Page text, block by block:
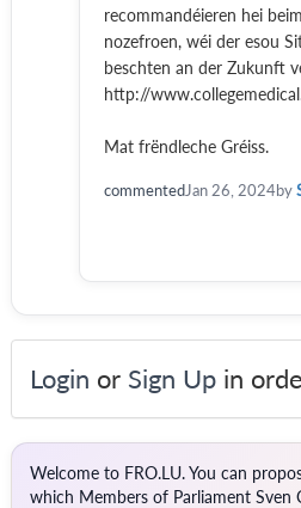
recommandéieren hei
nozefroen, wéi der esou
beschten an der Zukunft
http://
Mat frëndleche Gréiss.
commentedJan 26, 2024by
Login or Sign Up in
Welcome to FRO.LU. You can
which Members of Parliament Sven